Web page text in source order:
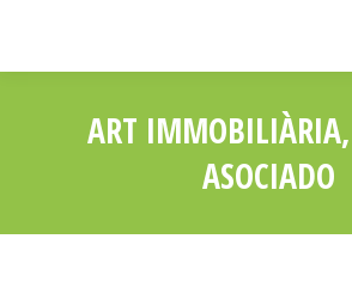
ART
ASOCIADO